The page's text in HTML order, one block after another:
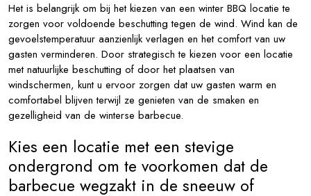
Het is belangrijk om bij het kiezen van een winter BBQ locatie te
zorgen voor voldoende beschutting tegen de wind. Wind kan de
gevoelstemperatuur aanzienlijk verlagen en het comfort van uw
gasten verminderen. Door strategisch te kiezen voor een locatie
met natuurlijke beschutting of door het plaatsen van
windschermen, kunt u ervoor zorgen dat uw gasten warm en
comfortabel blijven terwijl ze genieten van de smaken en
gezelligheid van de winterse barbecue.
Kies een locatie met een stevige
ondergrond om te voorkomen dat de
barbecue wegzakt in de sneeuw of